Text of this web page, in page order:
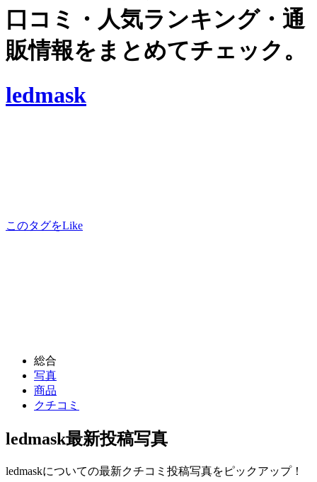
口コミ・人気ランキング・通
販情報をまとめてチェック。
ledmask
このタグをLike
総合
写真
商品
クチコミ
ledmask最新投稿写真
ledmaskについての最新クチコミ投稿写真をピックアップ！